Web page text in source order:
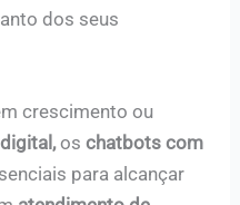
dos seus
crescimento ou
oschatbots com
para alcançar